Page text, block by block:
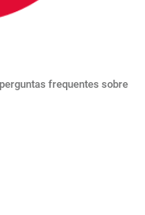
frequentes sobre